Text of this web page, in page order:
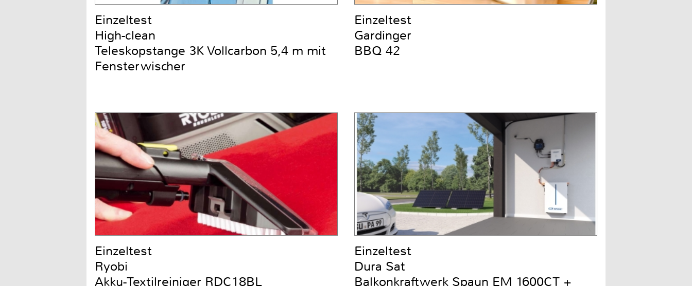
Einzeltest
High-clean
Teleskopstange 3K Vollcarbon 5,4 m mit
Fensterwischer
Einzeltest
Gardinger
BBQ 42
Einzeltest
Ryobi
Akku-Textilreiniger RDC18BL
Einzeltest
Dura Sat
Balkonkraftwerk Spaun EM 1600CT +